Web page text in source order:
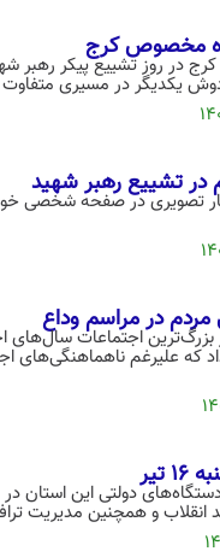
مخصوص کرج
در روز تشییع پیکر رهبر
یکدیگر در مسیری
در تشییع رهبر شهید
تصویری در صفحه
در مراسم وداع
بزرگ‌ترین اجتماعات
علیرغم ناهماهنگی‌های
و همچنین مدیریت